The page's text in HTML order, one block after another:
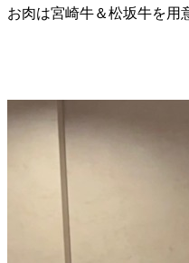
お肉は宮崎牛＆松坂牛を用